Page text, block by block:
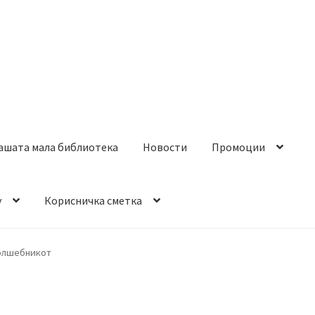
мала библиотека Новости Промоции
Корисничка сметка